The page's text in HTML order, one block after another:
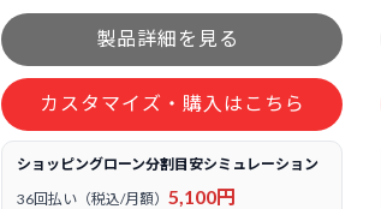
カスタマイズ・購入はこちら
ショッピングローン分割目安シミュレーション
36回払い（税込/月額） 5,100円